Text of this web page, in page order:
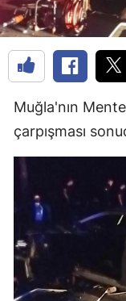
Muğla'nın
çarpışması